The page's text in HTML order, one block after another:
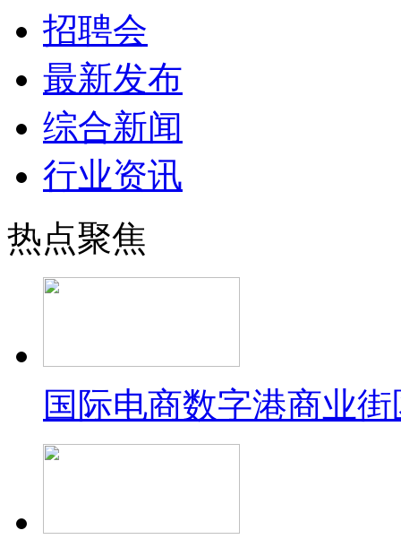
招聘会
最新发布
综合新闻
行业资讯
热点聚焦
国际电商数字港商业